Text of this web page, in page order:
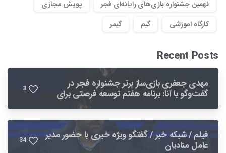
نهمین جشنواره بازی‌های رایانه‌ای فجر
پویش مجازی
کارگاه اموزشی
گیم گیمر
Recent Posts
مهدی جعفری بازی‌ساز برتر جشنواره فجر در
گفت‌وگو با آنا: برنامه هفتم توسعه فرصتی برای 3
فیلم / شبکه خبر / گفتگو ویژه خبری با حضور مدیر
عامل منادیان 34